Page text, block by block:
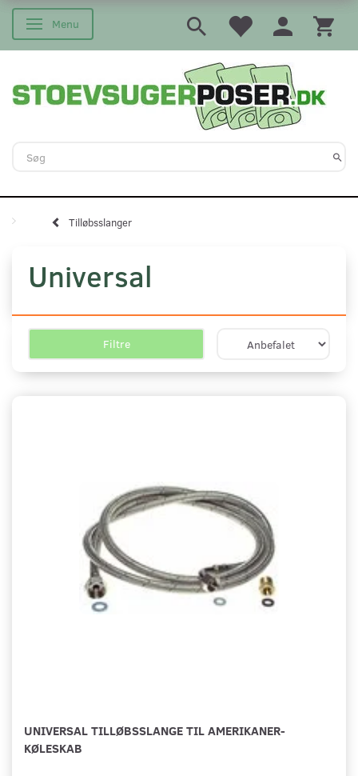
Skifte navigation
Menu
Tilløbsslanger
Universal
Filtre
UNIVERSAL TILLØBSSLANGE TIL AMERIKANER-
KØLESKAB